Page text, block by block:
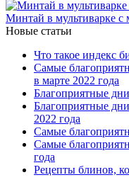
Минтай в мультиварке с
Новые статьи
Что такое индекс
Самые
в марте 2022 года
Благоприятные
Благоприятные
2022 года
Самые
Самые
года
Рецепты блинов,